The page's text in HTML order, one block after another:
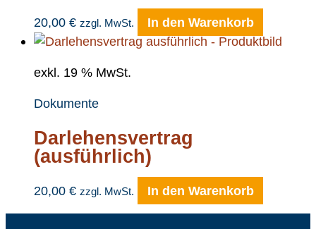
20,00 € zzgl. MwSt. In den Warenkorb
exkl. 19 % MwSt.
Dokumente
Darlehensvertrag
(ausführlich)
20,00 € zzgl. MwSt. In den Warenkorb